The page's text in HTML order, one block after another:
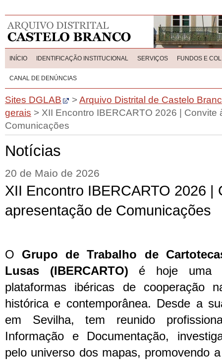
INÍCIO IDENTIFICAÇÃO INSTITUCIONAL SERVIÇOS FUNDOS E
CANAL DE DENÚNCIAS
Sites DGLAB >Arquivo Distrital de Castelo
gerais > XII Encontro IBERCARTO 2026 | Convite
Comunicações
Notícias
20 de Maio de 2026
XII Encontro IBERCARTO 2026 |
apresentação de Comunicações
O Grupo de Trabalho de
Lusas (IBERCARTO) é hoje uma
plataformas ibéricas de cooperação
histórica e contemporânea. Desde a
em Sevilha, tem reunido
Informação e Documentação,
pelo universo dos mapas, promovendo